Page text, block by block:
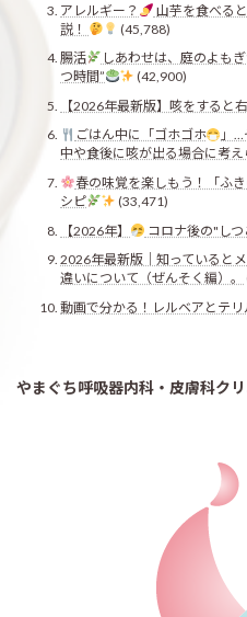
アレルギー？
山芋を食べる
説！
(45,788)
腸活
しあわせは、庭のよも
つ時間”
(42,900)
【2026年最新版】咳をすると
ごはん中に「ゴホゴホ
」…
中や食後に咳が出る場合に考え
春の味覚を楽しもう！「ふ
シピ
(33,471)
【2026年】
コロナ後の"し
2026年最新版｜知っていると
違いについて（ぜんそく編）。
動画で分かる！レルベアとテ
やまぐち呼吸器内科・皮膚科ク